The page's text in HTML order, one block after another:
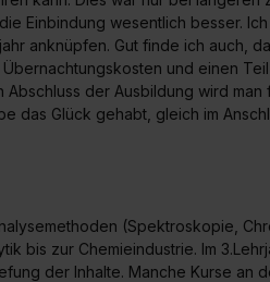
Einbindung wesentlich besser.
anknüpfen. Gut finde ich auch,
und einen
der Ausbildung wird man
das Glück gehabt, gleich im
(Spektroskopie,
bis zur Chemieindustrie. Im
der Inhalte. Manche Kurse an